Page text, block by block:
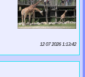
12 07 2026 1:13:42